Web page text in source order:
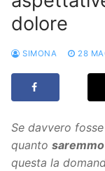
dolore
SIMONA 28
Se davvero
quanto
questa la